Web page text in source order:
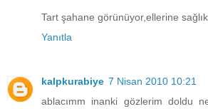
Tart şahane görünüyor,ellerine sağlık
Yanıtla
kalpkurabiye 7 Nisan 2010 10:21
ablacımm inanki gözlerim doldu